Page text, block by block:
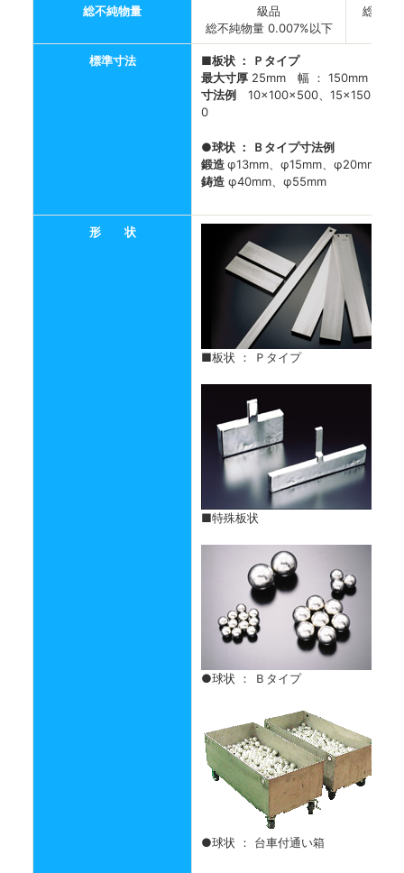
総不純物量
級品
総不純物量 0.007%以下
総不純
標準寸法
■板状 ： Ｐタイプ
最大寸厚 25mm 幅 ： 150mm 長
寸法例 10×100×500、15×150×500
0
●球状 ： Ｂタイプ寸法例
鍛造φ13mm、φ15mm、φ20mm、
鋳造 φ40mm、φ55mm
形 状
■板状 ： Ｐタイプ
■特殊板状
●球状 ： Ｂタイプ
●球状 ： 台車付通い箱